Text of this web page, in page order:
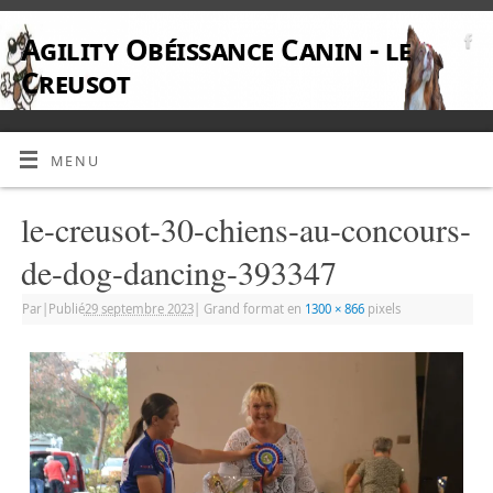
Agility Obéissance Canin - le
Creusot
MENU
le-creusot-30-chiens-au-concours-
de-dog-dancing-393347
Par| Publié29 septembre 2023| Grand format en 1300 × 866pixels